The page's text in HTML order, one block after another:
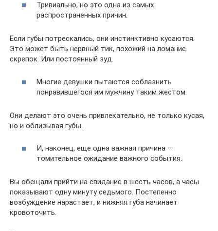
Тривиально, но это одна из самых
распространенных причин.
Если губы потрескались, они инстинктивно кусаются.
Это может быть нервный тик, похожий на ломание
скрепок. Или постоянный зуд.
Многие девушки пытаются соблазнить
понравившегося им мужчину таким жестом.
Они делают это очень привлекательно, не только кусая,
но и облизывая губы.
И, наконец, еще одна важная причина —
томительное ожидание важного события.
Вы обещали прийти на свидание в шесть часов, а часы
показывают одну минуту седьмого. Постепенно
возбуждение нарастает, и нижняя губа начинает
кровоточить.